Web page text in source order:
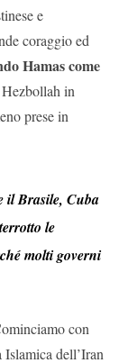
e
coraggio ed
Hamas come
in
prese in
il Brasile, Cuba
le
molti governi
con
dell’Iran